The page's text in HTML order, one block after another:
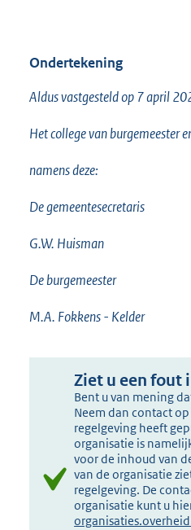
Ondertekening
Aldus vastgesteld op 7 april
Het college van burgemeester
namens deze:
De gemeentesecretaris
G.W. Huisman
De burgemeester
M.A. Fokkens - Kelder
Ziet u een fout
Bent u van mening
Neem dan contact
regelgeving heeft
organisatie is
voor de inhoud van
van de organisatie
regelgeving. De
organisatie kunt u